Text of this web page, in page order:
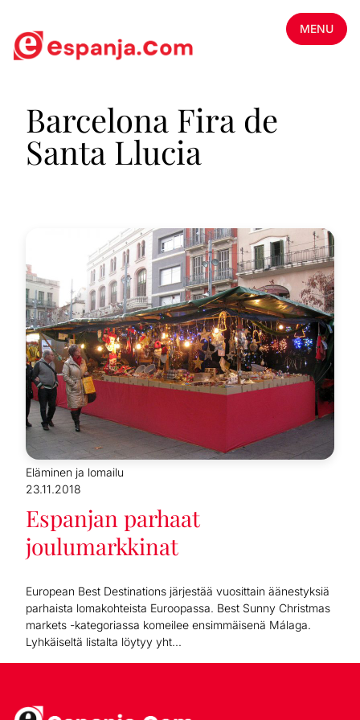
MENU
Barcelona Fira de
Santa Llucia
Eläminen ja lomailu
23.11.2018
Espanjan parhaat
joulumarkkinat
European Best Destinations järjestää vuosittain äänestyksiä
parhaista lomakohteista Euroopassa. Best Sunny Christmas
markets -kategoriassa komeilee ensimmäisenä Málaga.
Lyhkäiseltä listalta löytyy yht...